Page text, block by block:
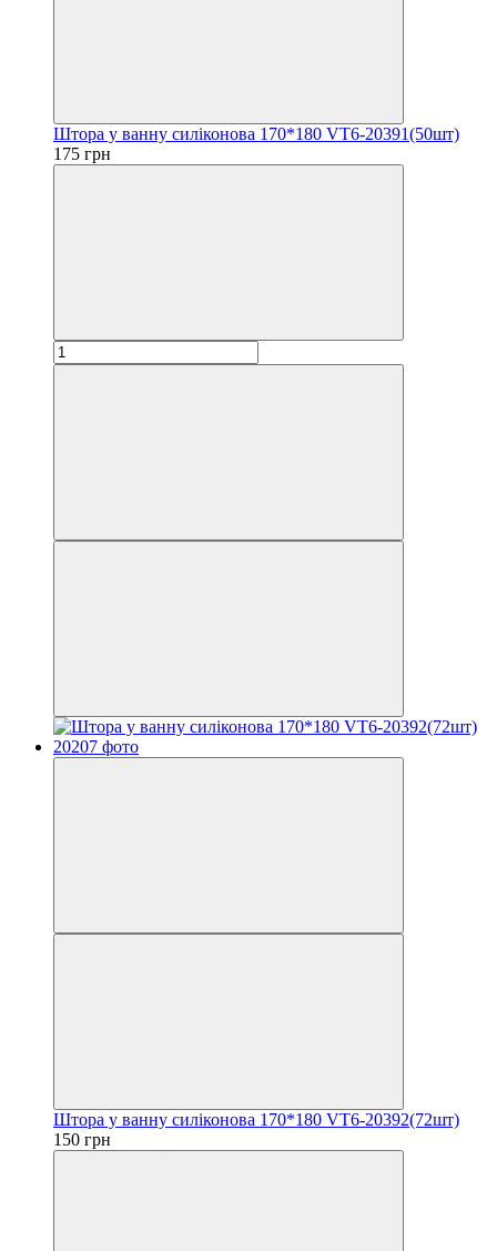
Штора у ванну силіконова 170*180 VT6-20391(50шт)
175 грн
Штора у ванну силіконова 170*180 VT6-20392(72шт)
150 грн